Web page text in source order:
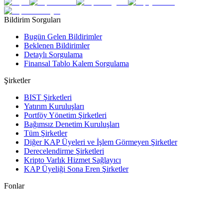
Bildirim Sorguları
Bugün Gelen Bildirimler
Beklenen Bildirimler
Detaylı Sorgulama
Finansal Tablo Kalem Sorgulama
Şirketler
BIST Şirketleri
Yatırım Kuruluşları
Portföy Yönetim Şirketleri
Bağımsız Denetim Kuruluşları
Tüm Şirketler
Diğer KAP Üyeleri ve İşlem Görmeyen Şirketler
Derecelendirme Şirketleri
Kripto Varlık Hizmet Sağlayıcı
KAP Üyeliği Sona Eren Şirketler
Fonlar